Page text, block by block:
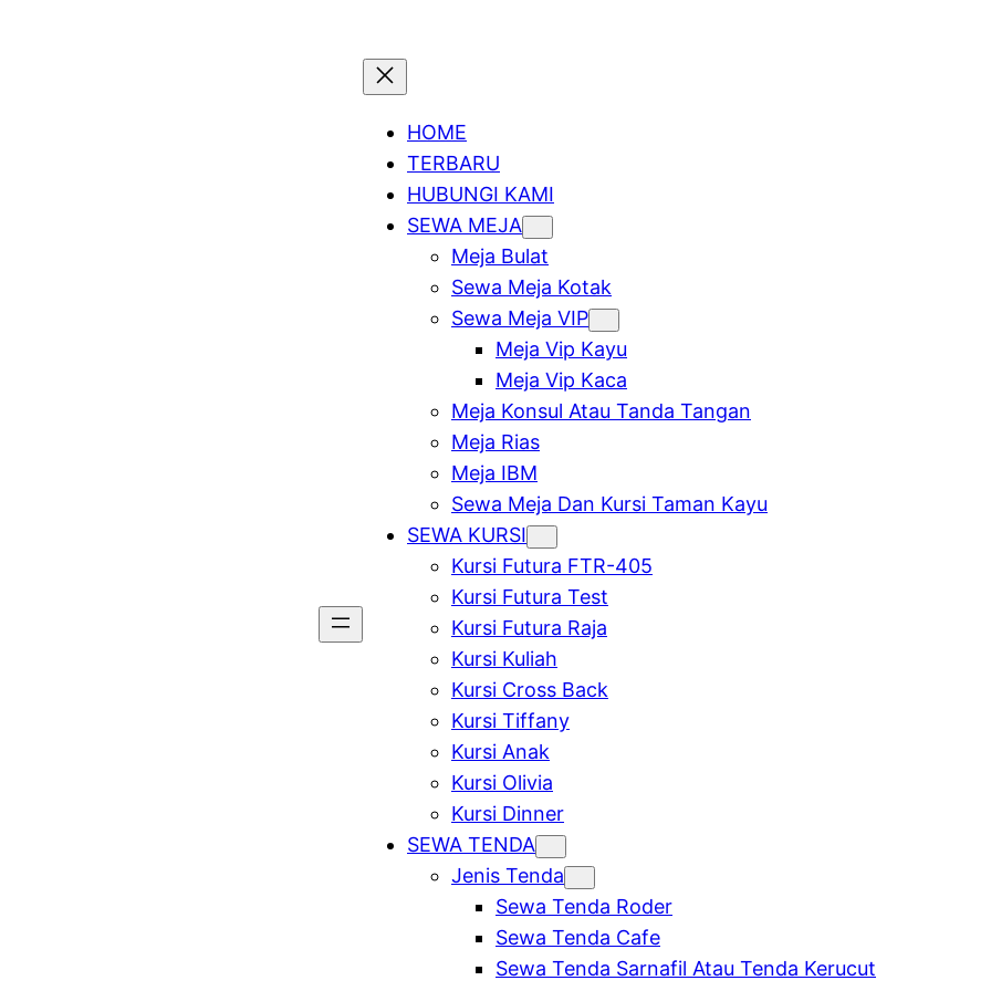
HOME
TERBARU
HUBUNGI KAMI
SEWA MEJA
Meja Bulat
Sewa Meja Kotak
Sewa Meja VIP
Meja Vip Kayu
Meja Vip Kaca
Meja Konsul Atau Tanda Tangan
Meja Rias
Meja IBM
Sewa Meja Dan Kursi Taman Kayu
SEWA KURSI
Kursi Futura FTR-405
Kursi Futura Test
Kursi Futura Raja
Kursi Kuliah
Kursi Cross Back
Kursi Tiffany
Kursi Anak
Kursi Olivia
Kursi Dinner
SEWA TENDA
Jenis Tenda
Sewa Tenda Roder
Sewa Tenda Cafe
Sewa Tenda Sarnafil Atau Tenda Kerucut